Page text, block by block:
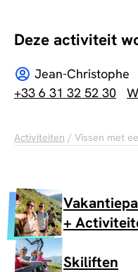
Deze activiteit
Jean-Christophe
+33 6 31 32 52 30
Activiteiten / Vissen met
+
Skiliften